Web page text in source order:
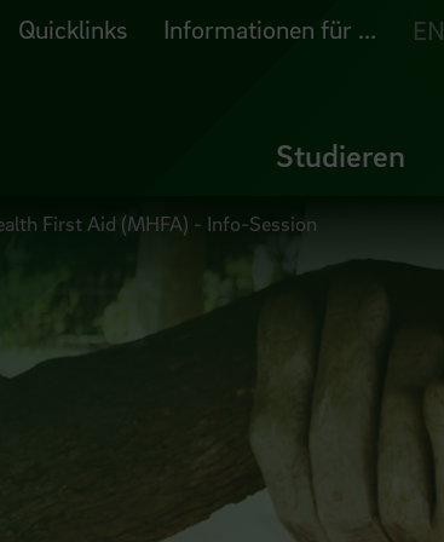
Quicklinks Informationen für ... EN
Studieren
First Aid (MHFA) - Info-Session